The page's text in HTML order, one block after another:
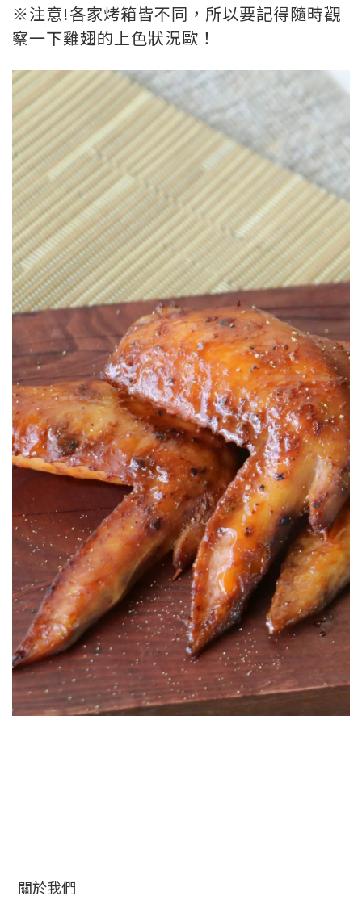
※注意!各家烤箱皆不同，所以要記得隨時觀
察一下雞翅的上色狀況歐！
關於我們